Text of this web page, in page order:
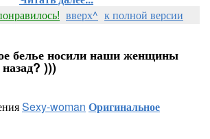
вверх^ к полной версии
белье носили наши женщины
)))
Sexy-woman Оригинальное